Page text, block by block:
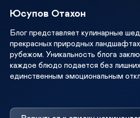
Юсупов Отахон
Блог представляет кулинарные
прекрасных природных
рубежом. Уникальность блога
каждое блюдо подается без
единственным эмоциональным